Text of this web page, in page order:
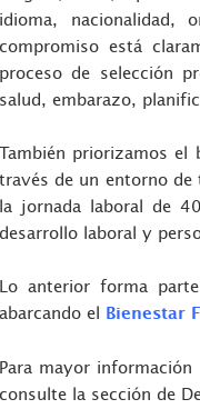
idioma, nacionalidad,
compromiso está
proceso de selección
salud, embarazo,
También priorizamos el
través de un entorno de
la jornada laboral de
desarrollo laboral y
Lo anterior forma
abarcando el Bienestar
Para mayor
consulte la sección de